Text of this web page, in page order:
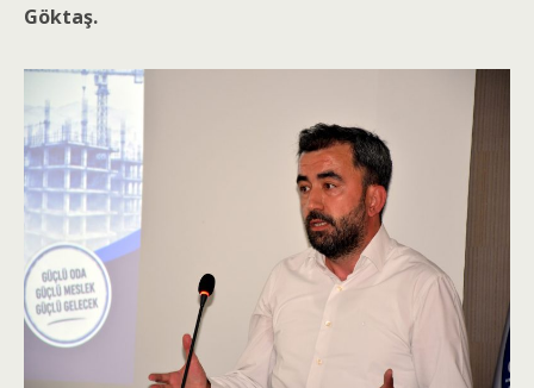
Göktaş.